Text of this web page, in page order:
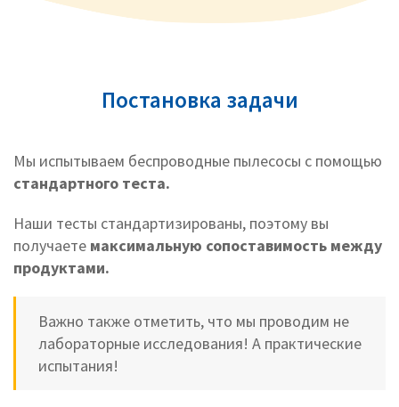
Постановка задачи
Мы испытываем беспроводные пылесосы с помощью
стандартного теста.
Наши тесты стандартизированы, поэтому вы
получаете максимальную сопоставимость между
продуктами.
Важно также отметить, что мы проводим не
лабораторные исследования! А практические
испытания!